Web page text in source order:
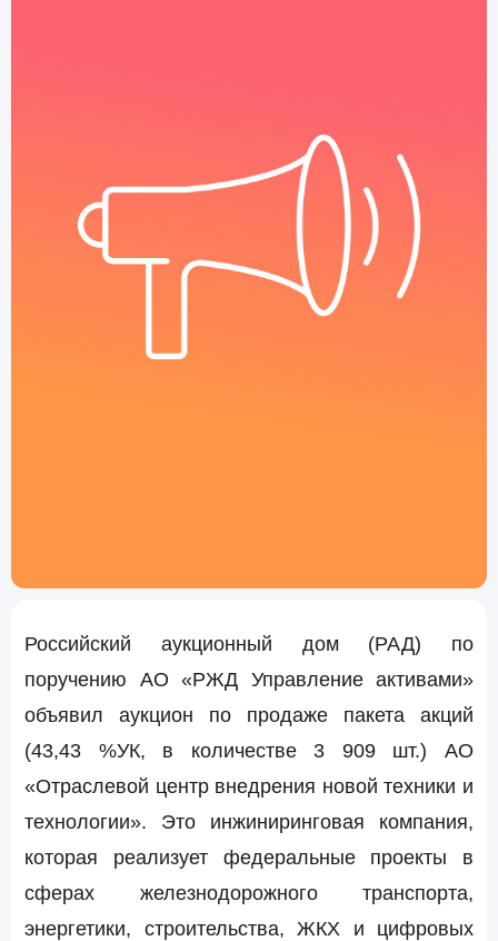
Российский аукционный дом (РАД) по
поручению АО «РЖД Управление активами»
объявил аукцион по продаже пакета акций
(43,43 %УК, в количестве 3 909 шт.) АО
«Отраслевой центр внедрения новой техники и
технологии». Это инжиниринговая компания,
которая реализует федеральные проекты в
сферах железнодорожного транспорта,
энергетики, строительства, ЖКХ и цифровых